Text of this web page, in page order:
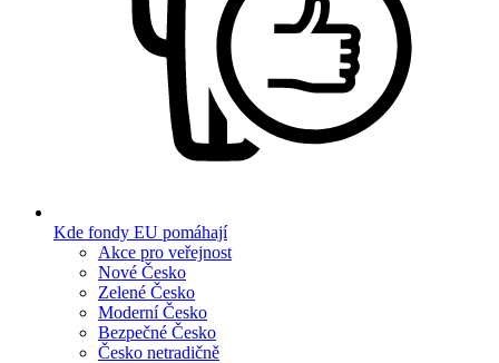
Kde fondy EU pomáhají
Akce pro veřejnost
Nové Česko
Zelené Česko
Moderní Česko
Bezpečné Česko
Česko netradičně